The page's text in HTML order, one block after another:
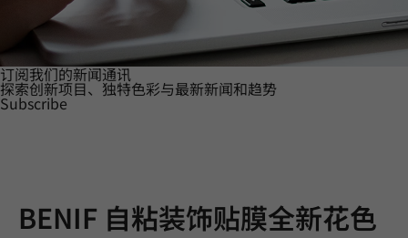
订阅我们的新闻通讯
探索创新项目、独特色彩与最新新闻和趋势
Subscribe
BENIF 自粘装饰贴膜全新花色